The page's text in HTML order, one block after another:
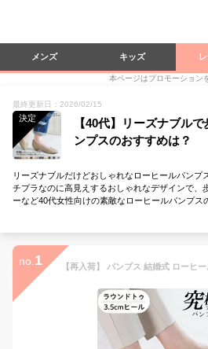
メンズ キッズ
本ページはプロモーション
最終更新日：2026/02/15
決定
【40代】リーズナブル
ンプスのおすすめは？
リーズナブルだけどおしゃれなローヒールパンプ
チプラなのに高見えするおしゃれなデザインで、
ーなど40代女性向けの素敵なローヒールパンプス
no. 1